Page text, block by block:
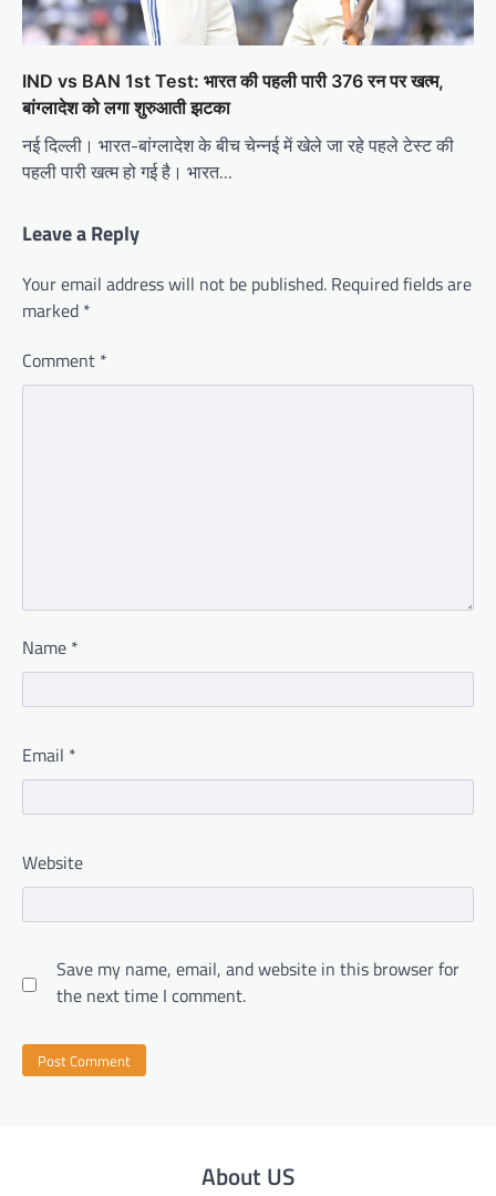
IND vs BAN 1st Test: भारत की पहली पारी 376 रन पर खत्म,
बांग्लादेश को लगा शुरुआती झटका
नई दिल्ली। भारत-बांग्लादेश के बीच चेन्नई में खेले जा रहे पहले टेस्ट की
पहली पारी खत्म हो गई है। भारत…
Leave a Reply
Your email address will not be published. Required fields are
marked *
Comment *
Name *
Email *
Website
Save my name, email, and website in this browser for
the next time I comment.
About US